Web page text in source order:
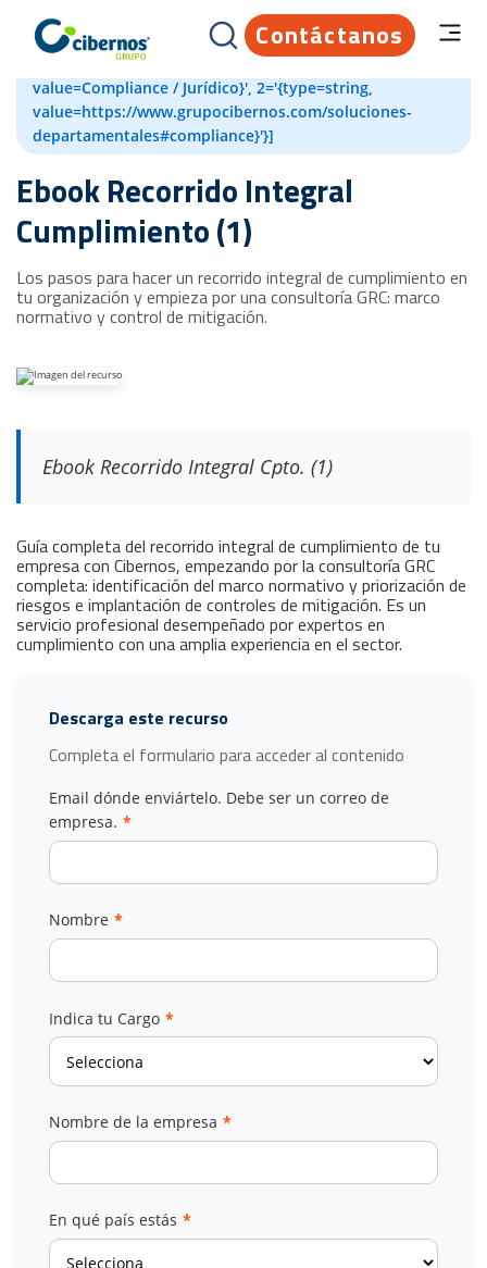
Contáctanos
[{id=82204594695, createdAt=1660729848203,
updatedAt=1660729871552, 1='{type=string,
value=Compliance / Jurídico}', 2='{type=string,
value=https://www.grupocibernos.com/soluciones-
departamentales#compliance}'}]
Ebook Recorrido Integral
Cumplimiento (1)
Los pasos para hacer un recorrido integral de cumplimiento en
tu organización y empieza por una consultoría GRC: marco
normativo y control de mitigación.
Ebook Recorrido Integral Cpto. (1)
Guía completa del recorrido integral de cumplimiento de tu
empresa con Cibernos, empezando por la consultoría GRC
completa: identificación del marco normativo y priorización de
riesgos e implantación de controles de mitigación. Es un
servicio profesional desempeñado por expertos en
cumplimiento con una amplia experiencia en el sector.
Descarga este recurso
Completa el formulario para acceder al contenido
Email dónde enviártelo. Debe ser un correo de
empresa. *
Nombre *
Indica tu Cargo *
Nombre de la empresa *
En qué país estás *